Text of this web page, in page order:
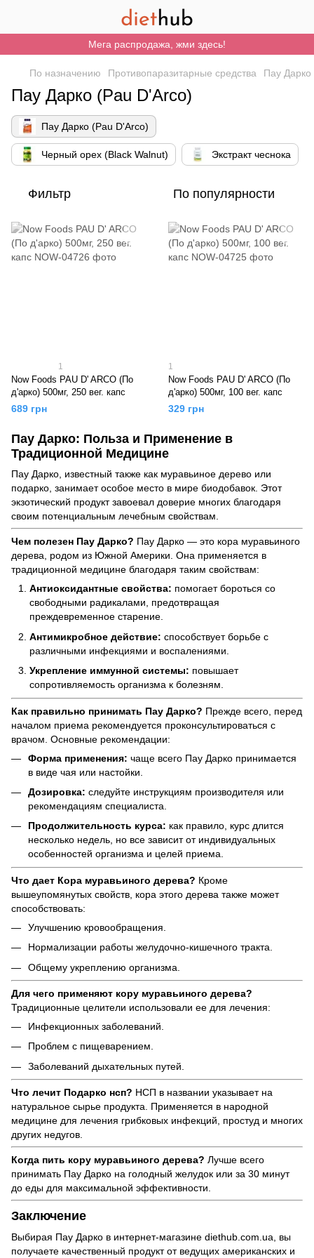
Мега распродажа, жми здесь!
По назначению Противопаразитарные средства Пау
Пау Дарко (Pau D'Arco)
Пау Дарко (Pau D'Arco)
Черный орех (Black Walnut) Экстракт чеснока
Фильтр По популярности
1
Now Foods PAU D' ARCO (По
д'арко) 500мг, 250 вег. капс
689 грн
1
Now Foods PAU D' ARCO (По
д'арко) 500мг, 100 вег. капс
329 грн
Пау Дарко: Польза и Применение в
Традиционной Медицине
Пау Дарко, известный также как муравьиное дерево или
подарко, занимает особое место в мире биодобавок. Этот
экзотический продукт завоевал доверие многих благодаря
своим потенциальным лечебным свойствам.
Чем полезен Пау Дарко? Пау Дарко — это кора муравьиного
дерева, родом из Южной Америки. Она применяется в
традиционной медицине благодаря таким свойствам:
Антиоксидантные свойства: помогает бороться со
свободными радикалами, предотвращая
преждевременное старение.
Антимикробное действие: способствует борьбе с
различными инфекциями и воспалениями.
Укрепление иммунной системы: повышает
сопротивляемость организма к болезням.
Как правильно принимать Пау Дарко? Прежде всего, перед
началом приема рекомендуется проконсультироваться с
врачом. Основные рекомендации:
Форма применения: чаще всего Пау Дарко принимается
в виде чая или настойки.
Дозировка: следуйте инструкциям производителя или
рекомендациям специалиста.
Продолжительность курса: как правило, курс длится
несколько недель, но все зависит от индивидуальных
особенностей организма и целей приема.
Что дает Кора муравьиного дерева? Кроме
вышеупомянутых свойств, кора этого дерева также может
способствовать:
Улучшению кровообращения.
Нормализации работы желудочно-кишечного тракта.
Общему укреплению организма.
Для чего применяют кору муравьиного дерева?
Традиционные целители использовали ее для лечения:
Инфекционных заболеваний.
Проблем с пищеварением.
Заболеваний дыхательных путей.
Что лечит Подарко нсп? НСП в названии указывает на
натуральное сырье продукта. Применяется в народной
медицине для лечения грибковых инфекций, простуд и многих
других недугов.
Когда пить кору муравьиного дерева? Лучше всего
принимать Пау Дарко на голодный желудок или за 30 минут
до еды для максимальной эффективности.
Заключение
Выбирая Пау Дарко в интернет-магазине diethub.com.ua, вы
получаете качественный продукт от ведущих американских и